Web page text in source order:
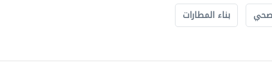
بناء المطارات